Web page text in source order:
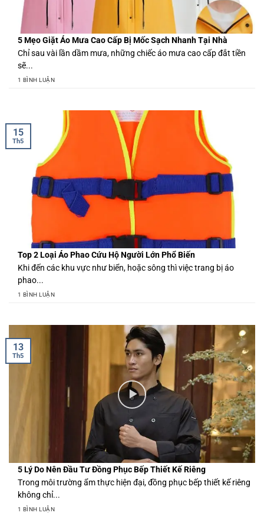
5 Mẹo Giặt Áo Mưa Cao Cấp Bị Mốc Sạch Nhanh Tại Nhà
Chỉ sau vài lần dầm mưa, những chiếc áo mưa cao cấp đắt tiền
sẽ...
1 BÌNH LUẬN
Top 2 Loại Áo Phao Cứu Hộ Người Lớn Phổ Biến
Khi đến các khu vực như biển, hoặc sông thì việc trang bị áo
phao...
1 BÌNH LUẬN
15
Th5
5 Lý Do Nên Đầu Tư Đồng Phục Bếp Thiết Kế Riêng
Trong môi trường ẩm thực hiện đại, đồng phục bếp thiết kế riêng
không chỉ...
1 BÌNH LUẬN
13
Th5